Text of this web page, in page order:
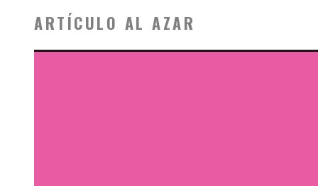
ARTÍCULO AL AZAR